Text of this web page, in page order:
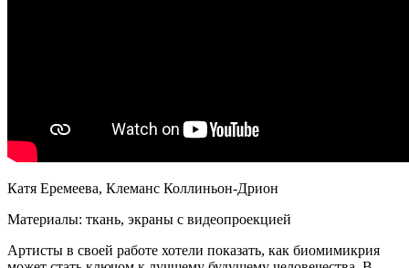
Катя Еремеева, Клеманс Коллиньон-Дрион
Материалы: ткань, экраны с видеопроекцией
Артисты в своей работе хотели показать, как биомимикрия